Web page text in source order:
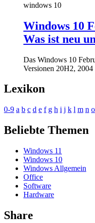
windows 10
Windows 10
Was ist neu
Das Windows 10
Versionen 20H2,
Lexikon
0-9 a b c d e f g h i j k l m n o
Beliebte Themen
Windows 11
Windows 10
Windows Allgemein
Office
Software
Hardware
Share